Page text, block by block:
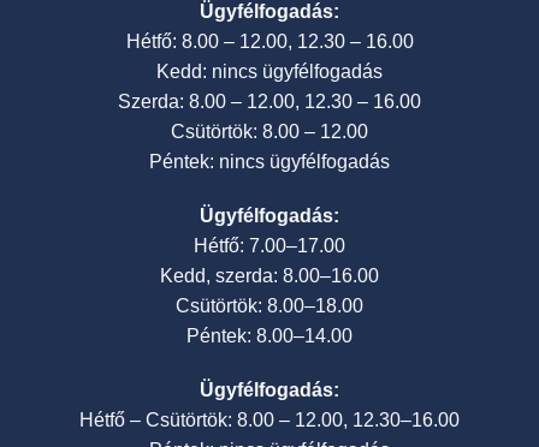
Ügyfélfogadás:
Hétfő: 8.00 – 12.00, 12.30 – 16.00
Kedd: nincs ügyfélfogadás
Szerda: 8.00 – 12.00, 12.30 – 16.00
Csütörtök: 8.00 – 12.00
Péntek: nincs ügyfélfogadás
Ügyfélfogadás:
Hétfő: 7.00–17.00
Kedd, szerda: 8.00–16.00
Csütörtök: 8.00–18.00
Péntek: 8.00–14.00
Ügyfélfogadás:
Hétfő – Csütörtök: 8.00 – 12.00, 12.30–16.00